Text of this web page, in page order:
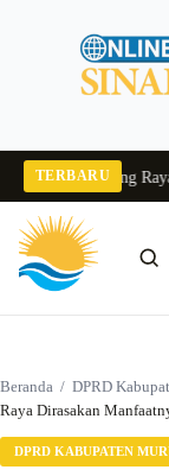
TERBARU
Murung Raya
Beranda / DPRD
Raya Dirasakan
DPRD KABUPATEN